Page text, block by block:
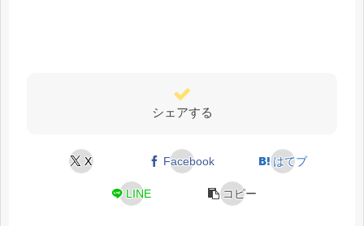
シェアする
X Facebook はてブ
LINE コピー